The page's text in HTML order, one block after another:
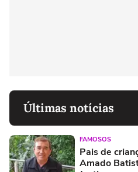
Últimas notícias
FAMOSOS
Pais de
Amado